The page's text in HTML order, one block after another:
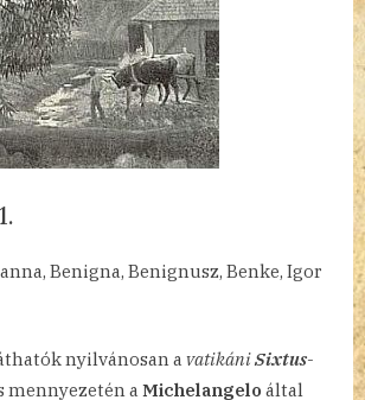
November
Benigna, Benignusz, Benke, Igor
nyilvánosan a vatikániSixtus-
mennyezetén a Michelangelo által